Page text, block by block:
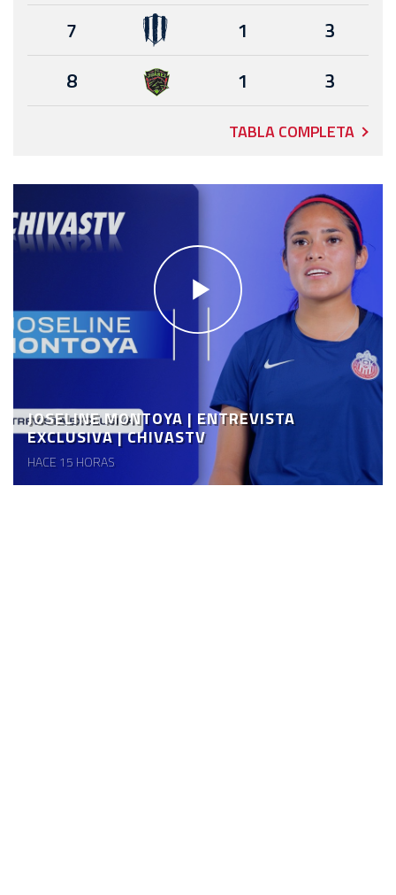
7
1
3
8
1 3
TABLA COMPLETA
JOSELINE MONTOYA | ENTREVISTA
EXCLUSIVA | CHIVASTV
HACE 15 HORAS